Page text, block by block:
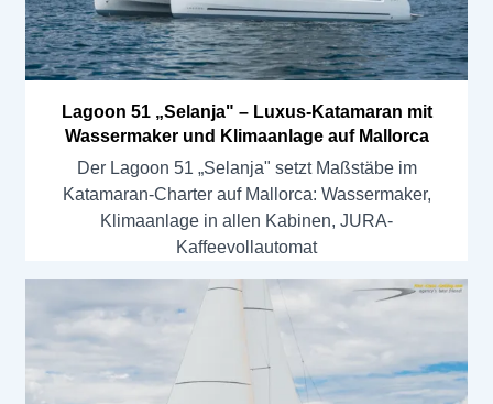
Lagoon 51 „Selanja" – Luxus-Katamaran mit
Wassermaker und Klimaanlage auf Mallorca
Der Lagoon 51 „Selanja" setzt Maßstäbe im
Katamaran-Charter auf Mallorca: Wassermaker,
Klimaanlage in allen Kabinen, JURA-
Kaffeevollautomat